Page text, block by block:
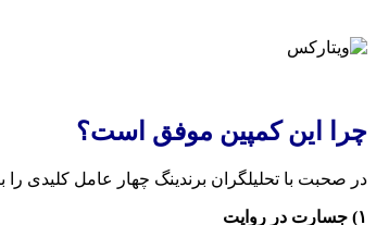
چرا این کمپین موفق است؟
در صحبت با تحلیلگران برندینگ چهار عامل کلیدی
۱) جسارت در روایت